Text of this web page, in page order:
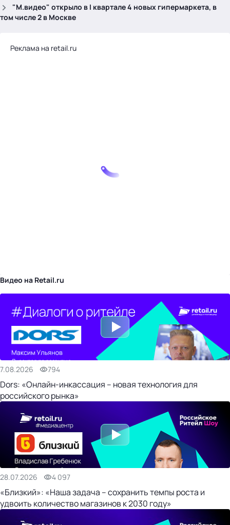
"М.видео" открыло в I квартале 4 новых гипермаркета, в
том числе 2 в Москве
Реклама на retail.ru
Видео на Retail.ru
7.08.2026 794
Dors: «Онлайн-инкассация – новая технология для
российского рынка»
28.07.2026 4 097
«Близкий»: «Наша задача – сохранить темпы роста и
удвоить количество магазинов к 2030 году»